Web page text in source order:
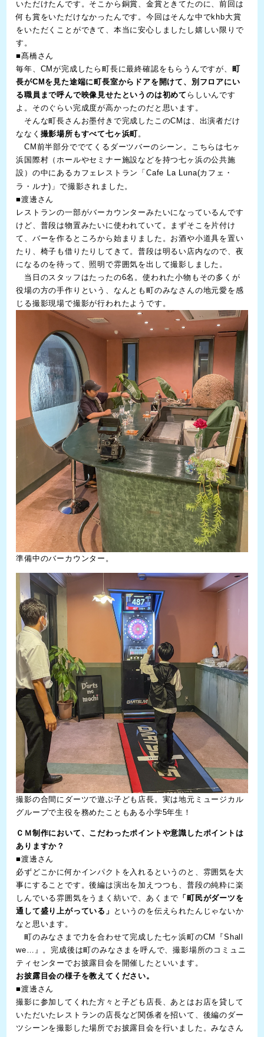
いただけたんです。そこから銅賞、金賞ときてたのに、前回は
何も賞をいただけなかったんです。今回はそんな中でkhb大賞
をいただくことができて、本当に安心しましたし嬉しい限りで
す。
■髙橋さん
毎年、CMが完成したら町長に最終確認をもらうんですが、 町
長がCMを見た途端に町長室からドアを開けて、別フロアにい
る職員まで呼んで映像見せたというのは初めて らしいんです
よ。そのぐらい完成度が高かったのだと思います。
そんな町長さんお墨付きで完成したこのCMは、出演者だけ
ななく 撮影場所もすべて七ヶ浜町。
CM前半部分ででてくるダーツバーのシーン。こちらは七ヶ
浜国際村（ホールやセミナー施設などを持つ七ヶ浜の公共施
設）の中にあるカフェレストラン「Cafe La Luna(カフェ・
ラ・ルナ)」で撮影されました。
■渡邊さん
レストランの一部がバーカウンターみたいになっているんです
けど、普段は物置みたいに使われていて。まずそこを片付け
て、バーを作るところから始まりました。お酒や小道具を置い
たり、椅子も借りたりしてきて。普段は明るい店内なので、夜
になるのを待って、照明で雰囲気を出して撮影しました。
当日のスタッフはたったの6名。使われた小物もその多くが
役場の方の手作りという、なんとも町のみなさんの地元愛を感
じる撮影現場で撮影が行われたようです。
準備中のバーカウンター。
撮影の合間にダーツで遊ぶ子ども店長。実は地元ミュージカル
グループで主役を務めたこともある小学5年生！
ＣＭ制作において、こだわったポイントや意識したポイントは
ありますか？
■渡邊さん
必ずどこかに何かインパクトを入れるというのと、雰囲気を大
事にすることです。後編は演出を加えつつも、普段の純粋に楽
しんでいる雰囲気をうまく紡いで、あくまで 「町民がダーツを
通して盛り上がっている」
というのを伝えられたんじゃないか
なと思います。
町のみなさまで力を合わせて完成した七ヶ浜町のCM『Shall
we…』。完成後は町のみなさまを呼んで、撮影場所のコミュニ
ティセンターでお披露目会を開催したといいます。
お披露目会の様子を教えてください。
■渡邊さん
撮影に参加してくれた方々と子ども店長、あとはお店を貸して
いただいたレストランの店長など関係者を招いて、後編のダー
ツシーンを撮影した場所でお披露目会を行いました。みなさん